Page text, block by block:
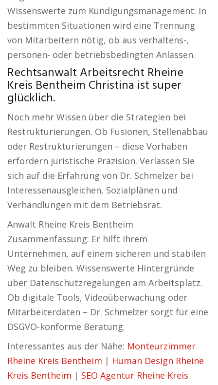
Wissenswerte zum Kündigungsmanagement. In
bestimmten Situationen wird eine Trennung
von Mitarbeitern nötig, ob aus verhaltens-,
personen- oder betriebsbedingten Anlässen.
Rechtsanwalt Arbeitsrecht Rheine
Kreis Bentheim Christina ist super
glücklich.
Noch mehr Wissen über die Strategien bei
Restrukturierungen. Ob Fusionen, Stellenabbau
oder Restrukturierungen – diese Vorhaben
erfordern juristische Präzision. Verlassen Sie
sich auf die Erfahrung von Dr. Schmelzer bei
Interessenausgleichen, Sozialplänen und
Verhandlungen mit dem Betriebsrat.
Anwalt Rheine Kreis Bentheim
Zusammenfassung: Er hilft Ihrem
Unternehmen, auf einem sicheren und stabilen
Weg zu bleiben. Wissenswerte Hintergründe
über Datenschutzregelungen am Arbeitsplatz.
Ob digitale Tools, Videoüberwachung oder
Mitarbeiterdaten – Dr. Schmelzer sorgt für eine
DSGVO-konforme Beratung.
Interessantes aus der Nähe: Monteurzimmer
Rheine Kreis Bentheim | Human Design Rheine
Kreis Bentheim | SEO Agentur Rheine Kreis